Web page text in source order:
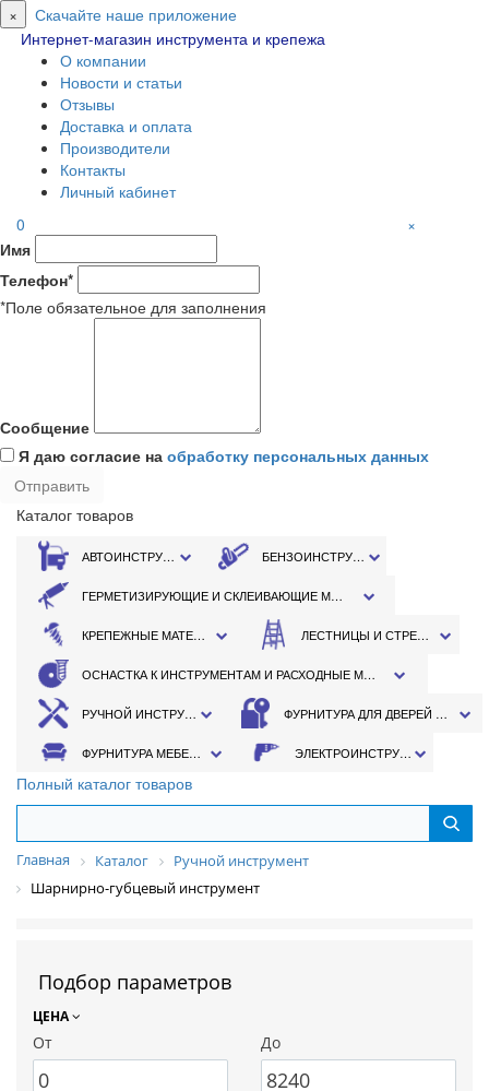
× Скачайте наше приложение
Интернет-магазин инструмента и крепежа
О компании
Новости и статьи
Отзывы
Доставка и оплата
Производители
Контакты
Личный кабинет
0
×
Имя
Телефон*
*Поле обязательное для заполнения
Сообщение
Я даю согласие на обработку персональных данных
Каталог товаров
АВТОИНСТРУМЕНТ БЕНЗОИНСТРУМЕНТ
ГЕРМЕТИЗИРУЮЩИЕ И СКЛЕИВАЮЩИЕ МАТЕРИАЛЫ
КРЕПЕЖНЫЕ МАТЕРИАЛЫ ЛЕСТНИЦЫ И СТРЕМЯНКИ
ОСНАСТКА К ИНСТРУМЕНТАМ И РАСХОДНЫЕ МАТЕРИАЛЫ
РУЧНОЙ ИНСТРУМЕНТ ФУРНИТУРА ДЛЯ ДВЕРЕЙ И ОКОН
ФУРНИТУРА МЕБЕЛЬНАЯ ЭЛЕКТРОИНСТРУМЕНТ
Полный каталог товаров
Главная Каталог
Ручной инструмент
Шарнирно-губцевый инструмент
Подбор параметров
ЦЕНА
От До